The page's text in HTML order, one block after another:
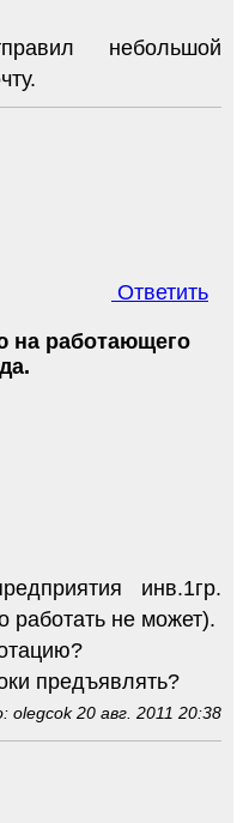
небольшой
Ответить
на работающего
инв.1гр.
не может).
предъявлять?
olegcok 20 авг. 2011 20:38